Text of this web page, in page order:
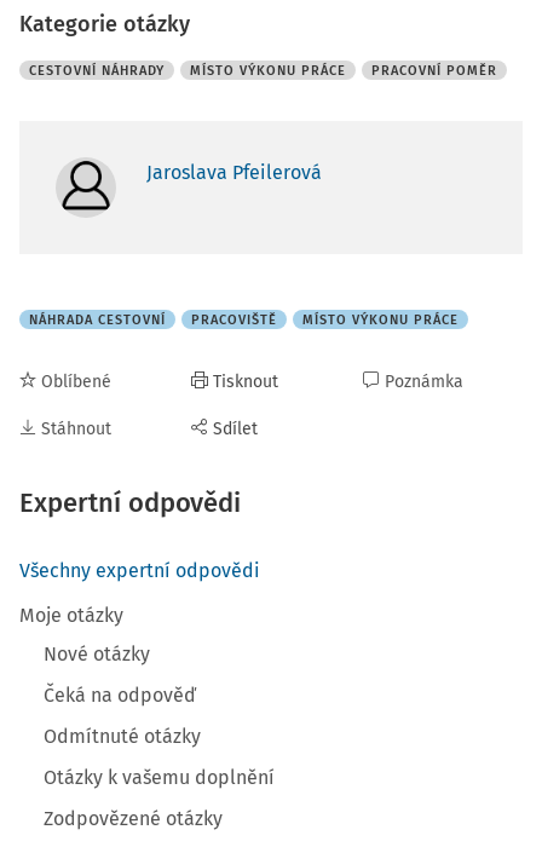
Kategorie otázky
CESTOVNÍ NÁHRADY MÍSTO VÝKONU PRÁCE PRACOVNÍ POMĚR
Jaroslava Pfeilerová
NÁHRADA CESTOVNÍ PRACOVIŠTĚ MÍSTO VÝKONU PRÁCE
Oblíbené
Stáhnout
Tisknout
Sdílet
Poznámka
Expertní odpovědi
Všechny expertní odpovědi
Moje otázky
Nové otázky
Čeká na odpověď
Odmítnuté otázky
Otázky k vašemu doplnění
Zodpovězené otázky